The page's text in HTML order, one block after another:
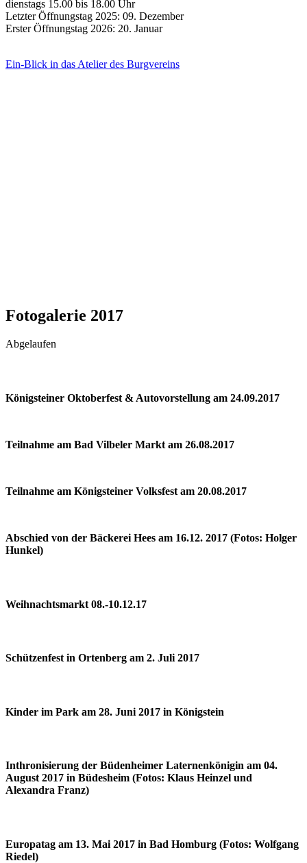
dienstags 15.00 bis 18.00 Uhr
Letzter Öffnungstag 2025: 09. Dezember
Erster Öffnungstag 2026: 20. Januar
Ein-Blick in das Atelier des Burgvereins
Fotogalerie 2017
Abgelaufen
Königsteiner Oktoberfest & Autovorstellung am 24.09.2017
Teilnahme am Bad Vilbeler Markt am 26.08.2017
Teilnahme am Königsteiner Volksfest am 20.08.2017
Abschied von der Bäckerei Hees am 16.12. 2017 (Fotos: Holger
Hunkel)
Weihnachtsmarkt 08.-10.12.17
Schützenfest in Ortenberg am 2. Juli 2017
Kinder im Park am 28. Juni 2017 in Königstein
Inthronisierung der Büdenheimer Laternenkönigin am 04.
August 2017 in Büdesheim (Fotos: Klaus Heinzel und
Alexandra Franz)
Europatag am 13. Mai 2017 in Bad Homburg (Fotos: Wolfgang
Riedel)